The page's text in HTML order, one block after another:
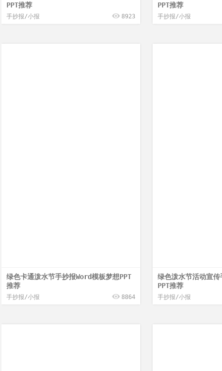
PPT推荐
手抄报/小报 8923
PPT推荐
手抄报/小报
绿色卡通泼水节手抄报Word模板梦想PPT
推荐
手抄报/小报 8864
绿色泼水节活动宣
PPT推荐
手抄报/小报